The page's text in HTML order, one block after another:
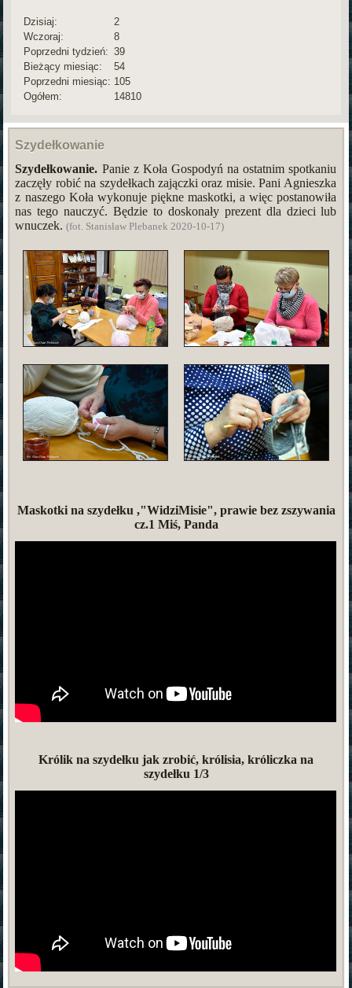
Dzisiaj:
2
Wczoraj:
8
Poprzedni tydzień: 39
Bieżący miesiąc:
54
Poprzedni miesiąc: 105
Ogółem:
14810
Szydełkowanie
Szydełkowanie. Panie z Koła Gospodyń na ostatnim spotkaniu
zaczęły robić na szydełkach zajączki oraz misie. Pani Agnieszka
z naszego Koła wykonuje piękne maskotki, a więc postanowiła
nas tego nauczyć. Będzie to doskonały prezent dla dzieci lub
wnuczek.(fot. Stanisław Plebanek 2020-10-17)
Maskotki na szydełku ,"WidziMisie", prawie bez zszywania
cz.1 Miś, Panda
Królik na szydełku jak zrobić, królisia, króliczka na
szydełku 1/3